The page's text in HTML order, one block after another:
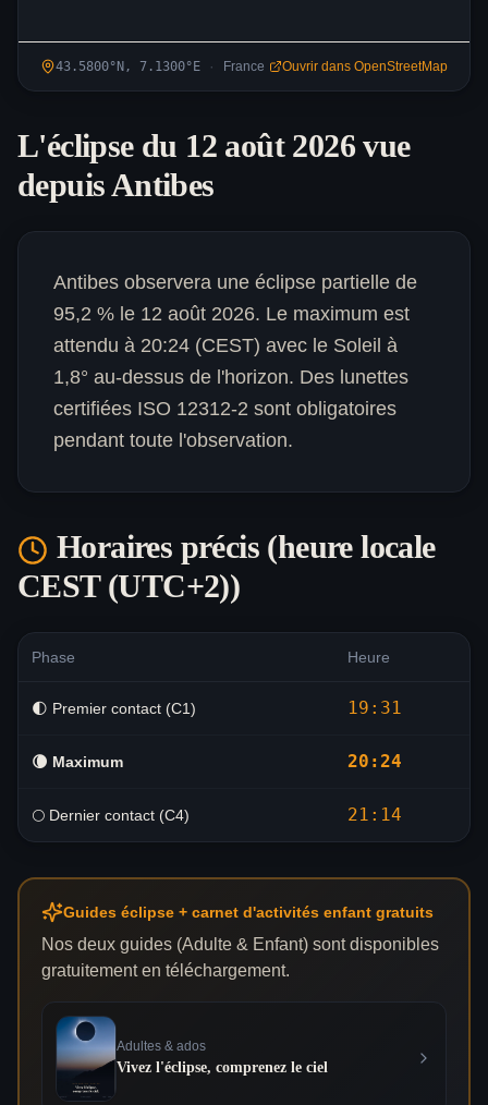
43.5800°N, 7.1300° E · France Ouvrir dans OpenStreetMap
L'éclipse du 12 août 2026 vue
depuisAntibes
Antibes observera une éclipse partielle de
95,2 % le 12 août 2026. Le maximum est
attendu à 20:24 (CEST) avec le Soleil à
1,8° au-dessus de l'horizon. Des lunettes
certifiées ISO 12312-2 sont obligatoires
pendant toute l'observation.
Horaires précis (heure locale
CEST (UTC+2))
Phase Heure
🌓 Premier contact (C1) 19:31
🌘 Maximum 20:24
🌕 Dernier contact (C4) 21:14
Guides éclipse + carnet d'activités enfant gratuits
Nos deux guides (Adulte & Enfant) sont disponibles
gratuitement en téléchargement.
Adultes & ados
Vivez l'éclipse, comprenez le ciel